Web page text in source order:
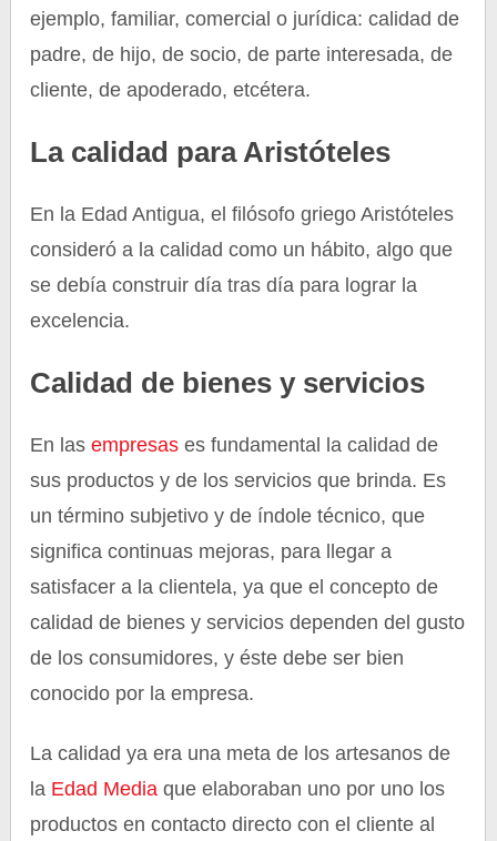
ejemplo, familiar, comercial o jurídica: calidad de
padre, de hijo, de socio, de parte interesada, de
cliente, de apoderado, etcétera.
La calidad para Aristóteles
En la Edad Antigua, el filósofo griego Aristóteles
consideró a la calidad como un hábito, algo que
se debía construir día tras día para lograr la
excelencia.
Calidad de bienes y servicios
En lasempresas es fundamental la calidad de
sus productos y de los servicios que brinda. Es
un término subjetivo y de índole técnico, que
significa continuas mejoras, para llegar a
satisfacer a la clientela, ya que el concepto de
calidad de bienes y servicios dependen del gusto
de los consumidores, y éste debe ser bien
conocido por la empresa.
La calidad ya era una meta de los artesanos de
la Edad Media que elaboraban uno por uno los
productos en contacto directo con el cliente al